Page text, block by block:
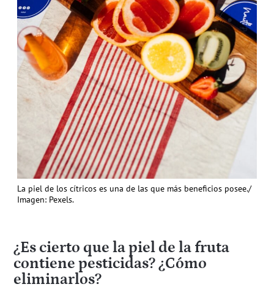
La piel de los cítricos es una de las que más beneficios posee./
Imagen: Pexels.
¿Es cierto que la piel de la fruta
contiene pesticidas? ¿Cómo
eliminarlos?